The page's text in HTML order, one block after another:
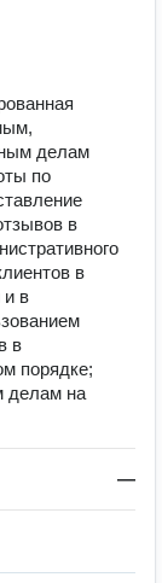
делам
по
в
в
и в
в
порядке;
делам на
—